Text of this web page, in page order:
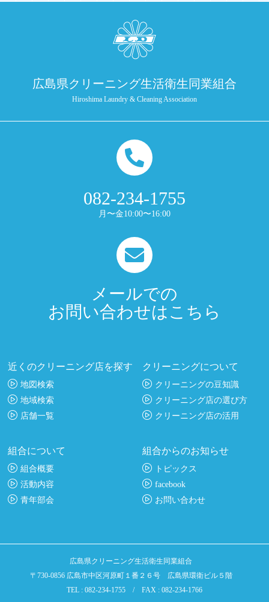
広島県クリーニング生活衛生同業組合
Hiroshima Laundry & Cleaning Association
082-234-1755
月〜金10:00〜16:00
メールでの
お問い合わせはこちら
近くのクリーニング店を探す
地図検索
地域検索
店舗一覧
クリーニングについて
クリーニングの豆知識
クリーニング店の選び方
クリーニング店の活用
組合について
組合概要
活動内容
青年部会
組合からのお知らせ
トピックス
facebook
お問い合わせ
広島県クリーニング生活衛生同業組合
〒730-0856 広島市中区河原町１番２６号 広島県環衛ビル５階
TEL : 082-234-1755 / FAX : 082-234-1766